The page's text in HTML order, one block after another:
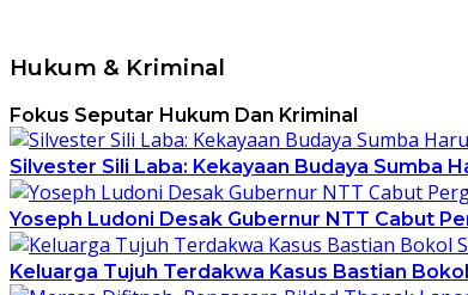
Hukum & Kriminal
Fokus Seputar Hukum Dan Kriminal
Silvester Sili Laba: Kekayaan Budaya Sumba
Yoseph Ludoni Desak Gubernur NTT Cabut
Keluarga Tujuh Terdakwa Kasus Bastian